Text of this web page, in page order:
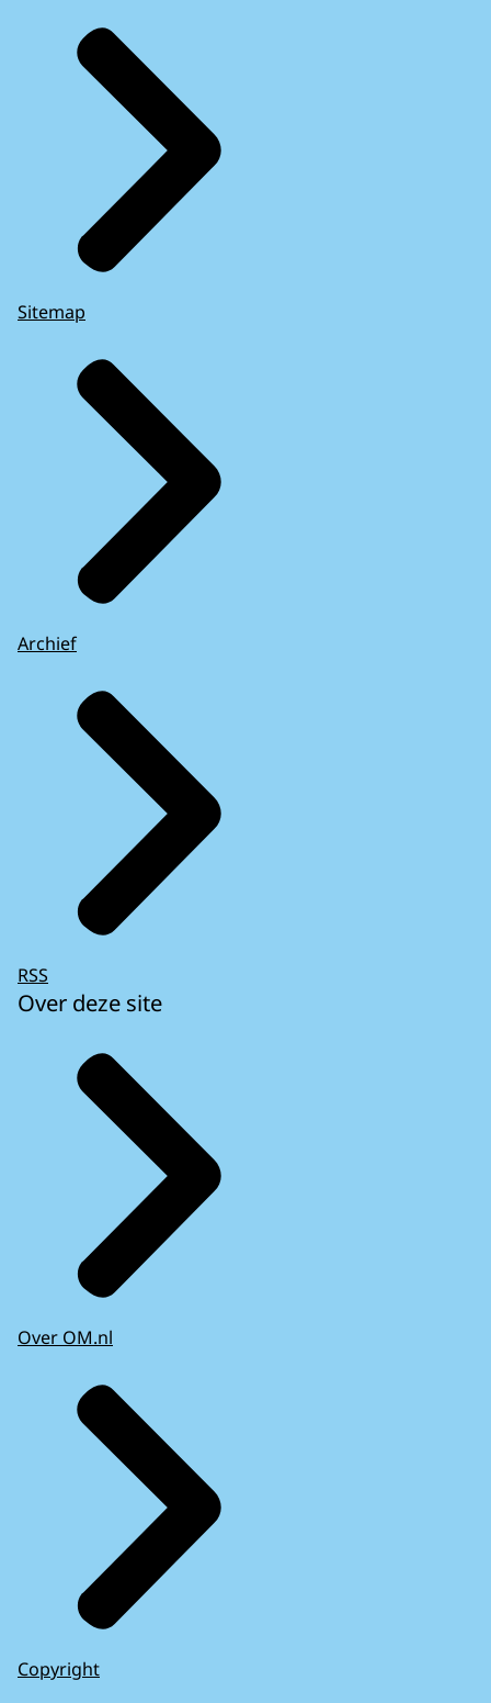
Sitemap
Archief
RSS
Over deze site
Over OM.nl
Copyright